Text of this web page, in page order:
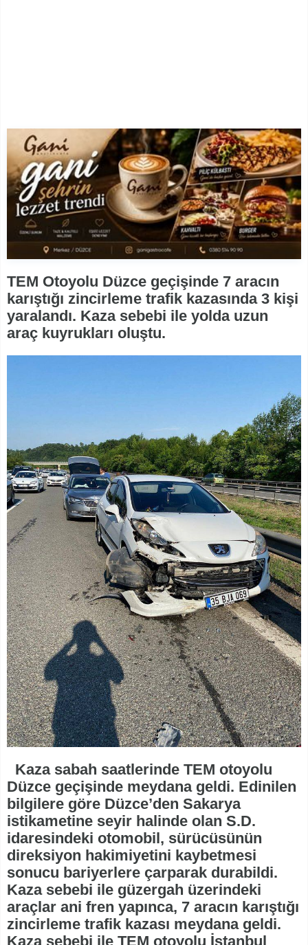
TEM Otoyolu Düzce geçişinde 7 aracın
karıştığı zincirleme trafik kazasında 3 kişi
yaralandı. Kaza sebebi ile yolda uzun
araç kuyrukları oluştu.
Kaza sabah saatlerinde TEM otoyolu
Düzce geçişinde meydana geldi. Edinilen
bilgilere göre Düzce’den Sakarya
istikametine seyir halinde olan S.D.
idaresindeki otomobil, sürücüsünün
direksiyon hakimiyetini kaybetmesi
sonucu bariyerlere çarparak durabildi.
Kaza sebebi ile güzergah üzerindeki
araçlar ani fren yapınca, 7 aracın karıştığı
zincirleme trafik kazası meydana geldi.
Kaza sebebi ile TEM otoyolu İstanbul